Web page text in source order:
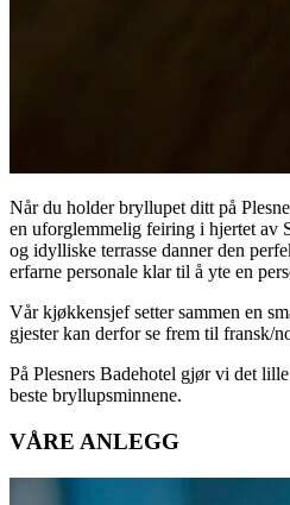
Når du holder bryllupet ditt på
en uforglemmelig feiring i hjertet av
og idylliske terrasse danner den
erfarne personale klar til å yte en
Vår kjøkkensjef setter sammen en
gjester kan derfor se frem til fransk/
På Plesners Badehotel gjør vi det
beste bryllupsminnene.
VÅRE ANLEGG